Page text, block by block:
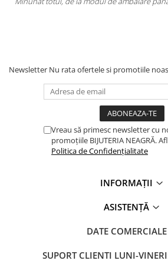
Newsletter Nu rata ofertele si promotiile
Vreau să primesc newsletter cu
promoțiile BIJUTERIA NEAGRĂ.
Politica de Confidențialitate
INFORMAȚII
ASISTENȚĂ
DATE COMERCIALE
SUPORT CLIENTI LUNI-